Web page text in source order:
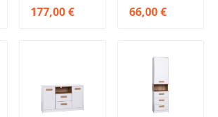
177,00 € 66,00 €